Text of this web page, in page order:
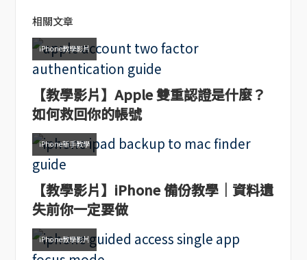
相關文章
iPhone教學影片
【教學影片】Apple 雙重認證是什麼？
如何救回你的帳號
iPhone新手教學
【教學影片】iPhone 備份教學｜資料遺
失前你一定要做
iPhone教學影片